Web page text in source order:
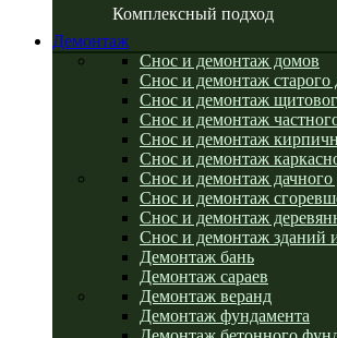
Комплексный подход
Демонтаж
Снос и демонтаж домов
Снос и демонтаж старого
Снос и демонтаж
Снос и демонтаж
Снос и демонтаж
Снос и демонтаж
Снос и демонтаж дачного
Снос и демонтаж
Снос и демонтаж
Снос и демонтаж зданий
Демонтаж бань
Демонтаж сараев
Демонтаж веранд
Демонтаж фундамента